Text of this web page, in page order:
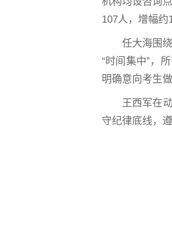
107人，增幅约
任大海围
“时间集中”，
明确意向考生
王西军在
守纪律底线，